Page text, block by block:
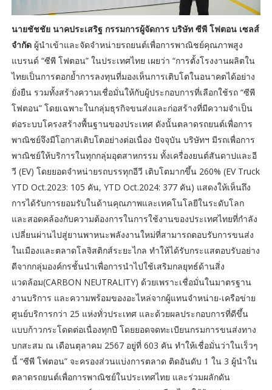
นายชัชชัย นาคประเสริฐ กรรมการผู้จัดการ บริษัท ซีพี โฟตอน เซลส์
จำกัด ผู้นำเข้าและจัดจำหน่ายรถยนต์เพื่อการพาณิชย์คุณภาพสูง
แบรนด์ “ซีพี โฟตอน” ในประเทศไทย เผยว่า “การตั้งโรงงานผลิตใน
ไทยเป็นการตอกย้ำการลงทุนที่มองเห็นการเติบโตในอนาคตได้อย่าง
ยั่งยืน รวมทั้งสร้างความเชื่อมั่นให้กับผู้ประกอบการที่เลือกใช้รถ “ซีพี
โฟตอน” โดยเฉพาะในกลุ่มธุรกิจขนส่งและก่อสร้างที่มีความจำเป็น
ต่อระบบโครงสร้างพื้นฐานของประเทศ ดังนั้นตลาดรถยนต์เพื่อการ
พาณิชย์จึงมีโอกาสเติบโตอย่างต่อเนื่อง ปัจจุบัน บริษัทฯ มีรถเพื่อการ
พาณิชย์ให้บริการในทุกกลุ่มอุตสาหกรรม ทั้งเครื่องยนต์สันดาปและอี
วี (EV) โดยยอดจำหน่ายรถบรรทุกอีวี เติบโตมากขึ้น 260% (EV Truck
YTD Oct.2023: 105 คัน, YTD Oct.2024: 377 คัน) แสดงให้เห็นถึง
การได้รับการยอมรับในด้านคุณภาพและเทคโนโลยีในระดับโลก
และสอดคล้องกับความต้องการในการใช้งานของประเทศไทยที่กำลัง
เปลี่ยนผ่านไปสู่ยานพาหนะพลังงานใหม่ที่สามารถตอบรับการขนส่ง
ในเมืองและตลาดโลจิสติกส์ระยะไกล ทำให้ได้รับกระแสตอบรับอย่าง
ดีจากกลุ่มองค์กรชั้นนำเพื่อการนำไปใช้เสริมกลยุทธ์ด้านสิ่ง
แวดล้อม(CARBON NEUTRALITY) ด้วยเพราะเชื่อมั่นในมาตรฐาน
งานบริการ และความพร้อมของอะไหล่จากผู้แทนจำหน่าย-เครือข่าย
ศูนย์บริการกว่า 25 แห่งทั่วประเทศ และด้วยผลประกอบการที่ดีขึ้น
แบบก้าวกระโดดต่อเนื่องทุกปี โดยยอดจดทะเบียนกรมการขนส่งทาง
บกสะสม ณ เดือนตุลาคม 2567 อยู่ที่ 603 คัน ทำให้เชื่อมั่นว่าในเร็วๆ
นี้ “ซีพี โฟตอน” จะครองส่วนแบ่งการตลาด ติดอันดับ 1 ใน 3 ผู้นำใน
ตลาดรถยนต์เพื่อการพาณิชย์ในประเทศไทย และร่วมผลักดัน